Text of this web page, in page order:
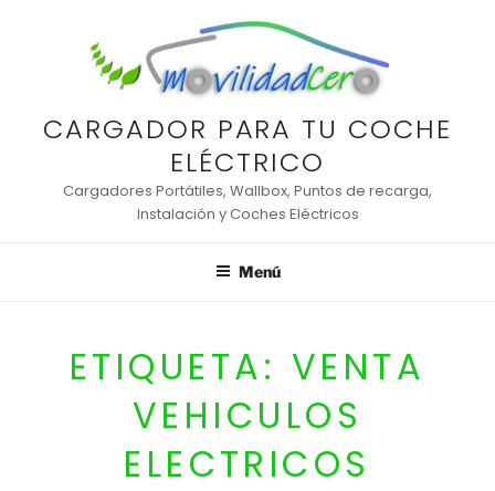
CARGADOR PARA TU COCHE
ELÉCTRICO
Cargadores Portátiles, Wallbox, Puntos de recarga,
Instalación y Coches Eléctricos
Menú
ETIQUETA: VENTA
VEHICULOS
ELECTRICOS